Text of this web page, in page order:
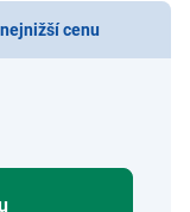
nejnižší cenu